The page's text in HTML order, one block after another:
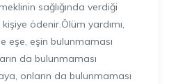
sağlığında verdiği
ödenir.Ölüm yardımı,
eşe, eşin bulunmaması
da bulunmaması
onların da bulunmaması